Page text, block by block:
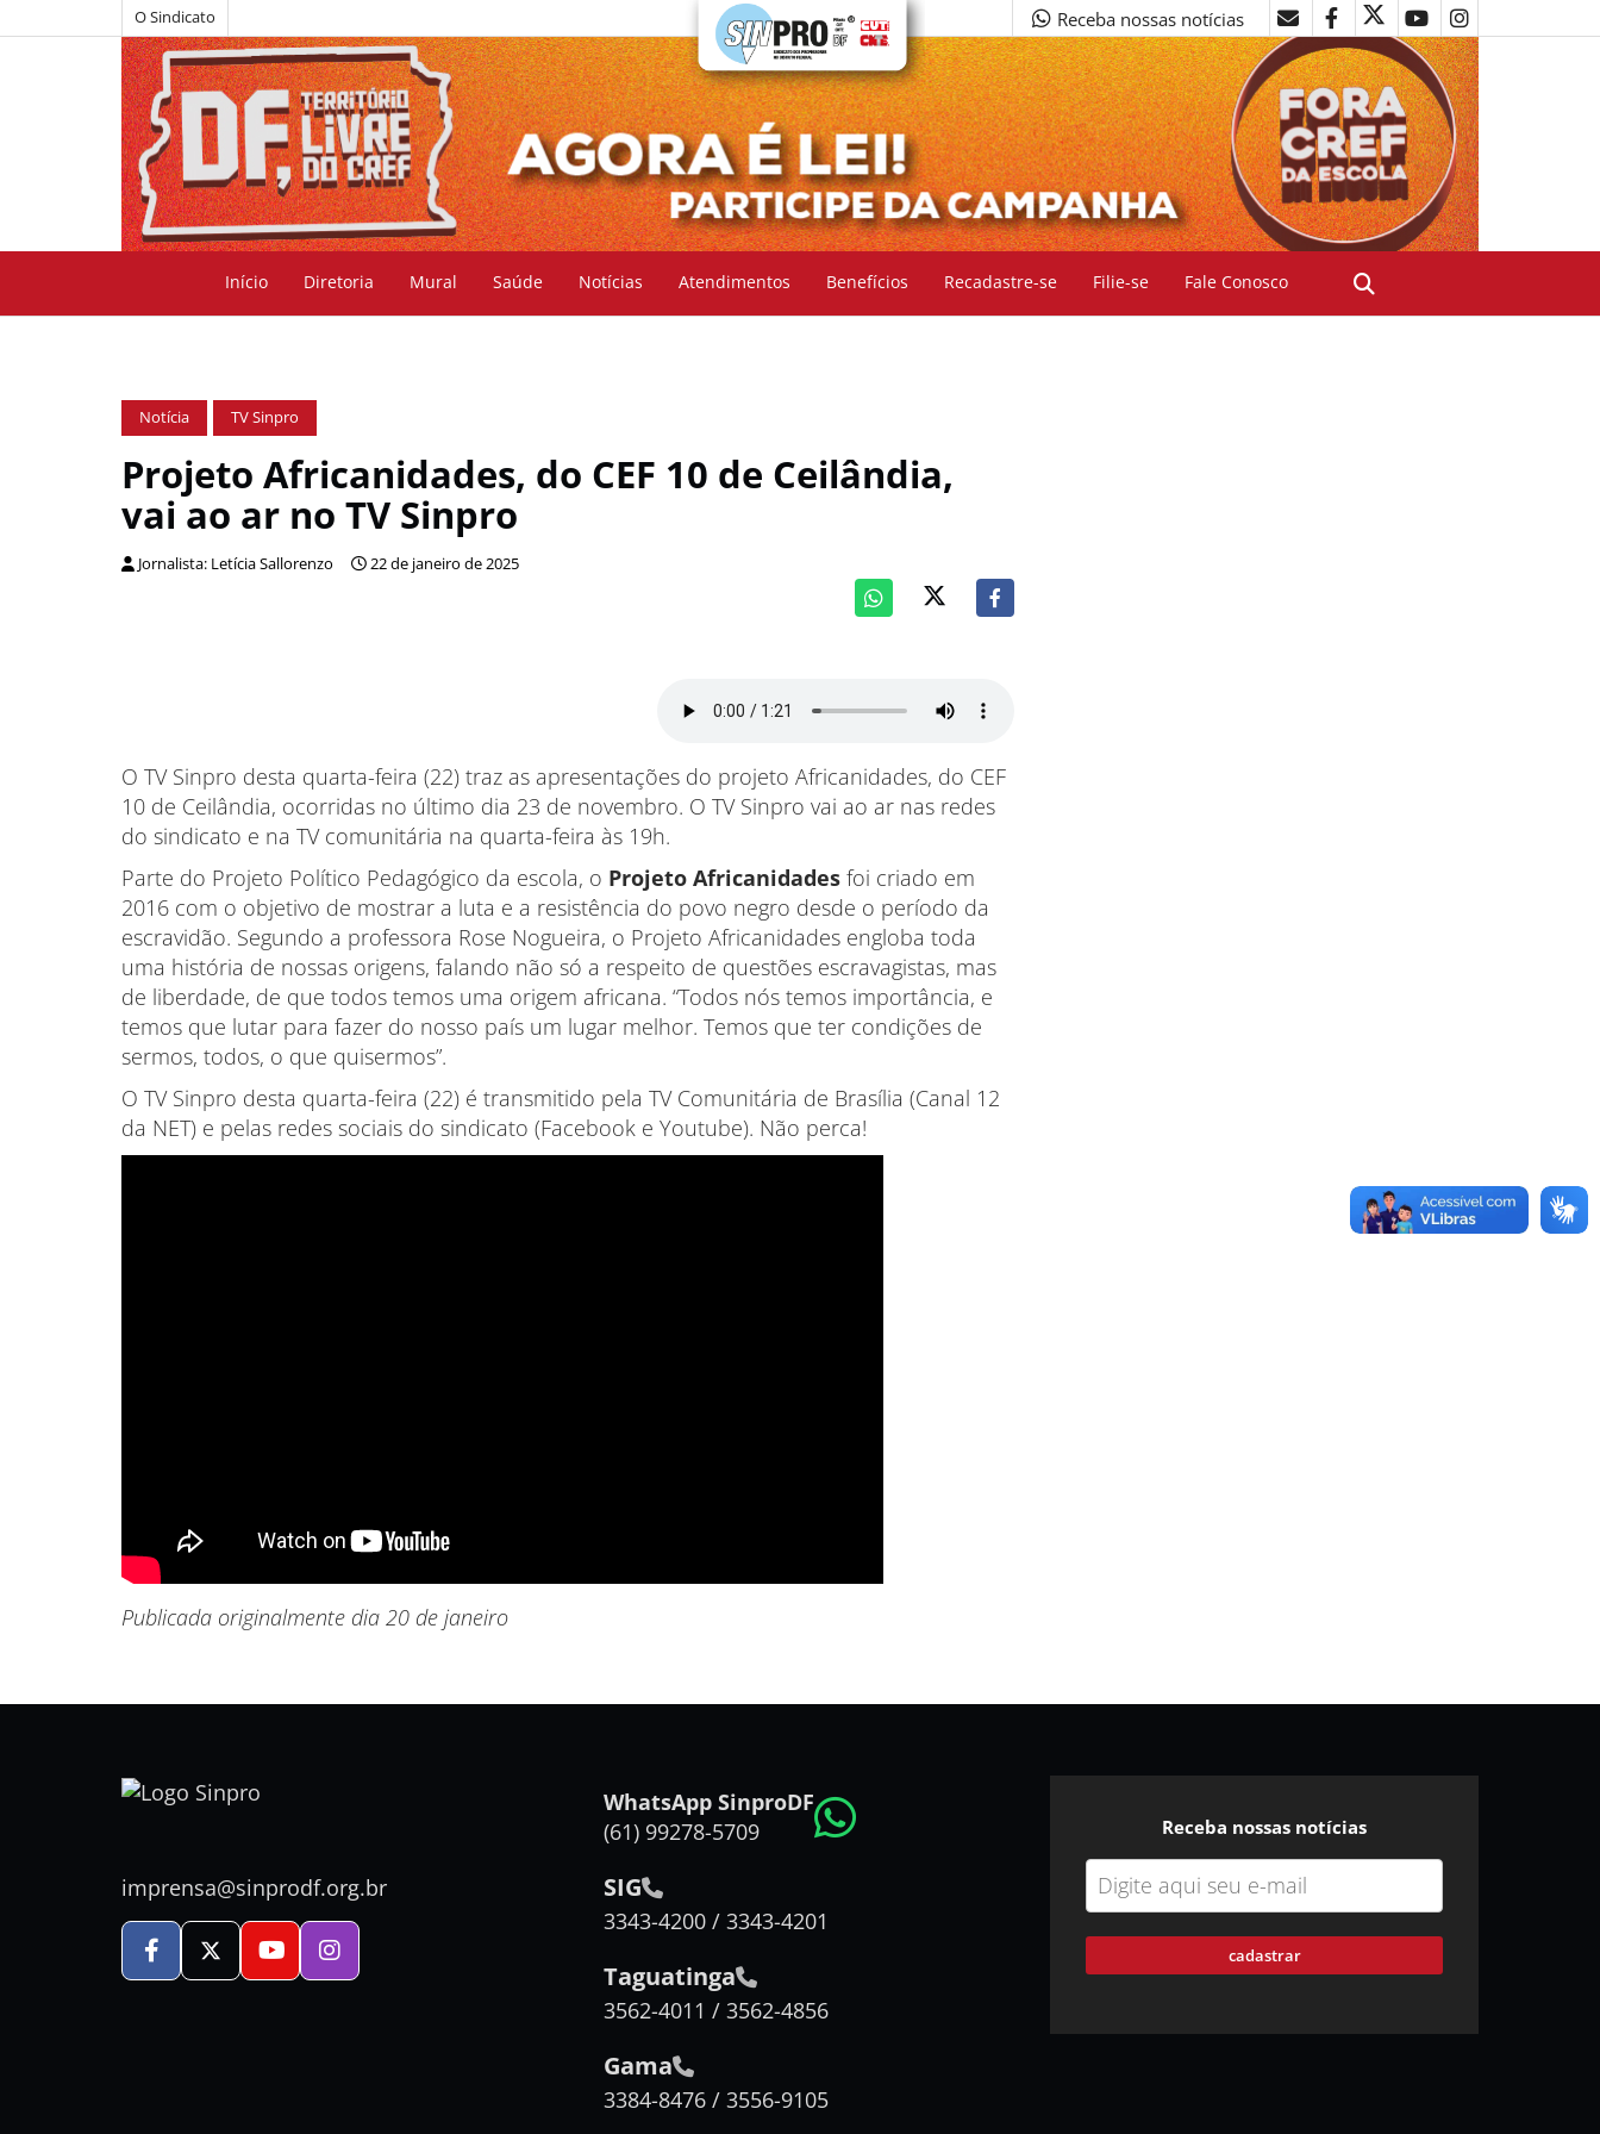
O Sindicato Receba nossas notícias
Início Diretoria Mural Saúde Notícias Atendimentos Benefícios Recadastre-se Filie-se Fale Conosco
Notícia TV Sinpro
Projeto Africanidades, do CEF 10 de Ceilândia,
vai ao ar no TV Sinpro
Jornalista: Letícia Sallorenzo 22 de janeiro de 2025
O TV Sinpro desta quarta-feira (22) traz as apresentações do projeto Africanidades, do CEF
10 de Ceilândia, ocorridas no último dia 23 de novembro. O TV Sinpro vai ao ar nas redes
do sindicato e na TV comunitária na quarta-feira às 19h.
Parte do Projeto Político Pedagógico da escola, o Projeto Africanidades foi criado em
2016 com o objetivo de mostrar a luta e a resistência do povo negro desde o período da
escravidão. Segundo a professora Rose Nogueira, o Projeto Africanidades engloba toda
uma história de nossas origens, falando não só a respeito de questões escravagistas, mas
de liberdade, de que todos temos uma origem africana. “Todos nós temos importância, e
temos que lutar para fazer do nosso país um lugar melhor. Temos que ter condições de
sermos, todos, o que quisermos”.
O TV Sinpro desta quarta-feira (22) é transmitido pela TV Comunitária de Brasília (Canal 12
da NET) e pelas redes sociais do sindicato (Facebook e Youtube). Não perca!
Publicada originalmente dia 20 de janeiro
imprensa@sinprodf.org.br
WhatsApp SinproDF
(61) 99278-5709
SIG
3343-4200 / 3343-4201
Taguatinga
3562-4011 / 3562-4856
Gama
3384-8476 / 3556-9105
Receba nossas notícias
cadastrar